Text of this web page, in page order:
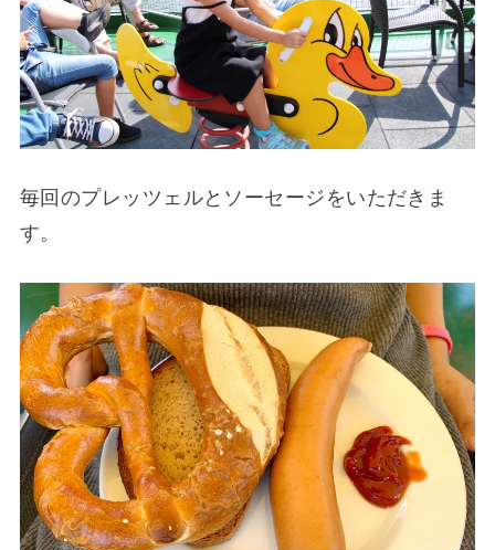
毎回のプレッツェルとソーセージをいただきま
す。